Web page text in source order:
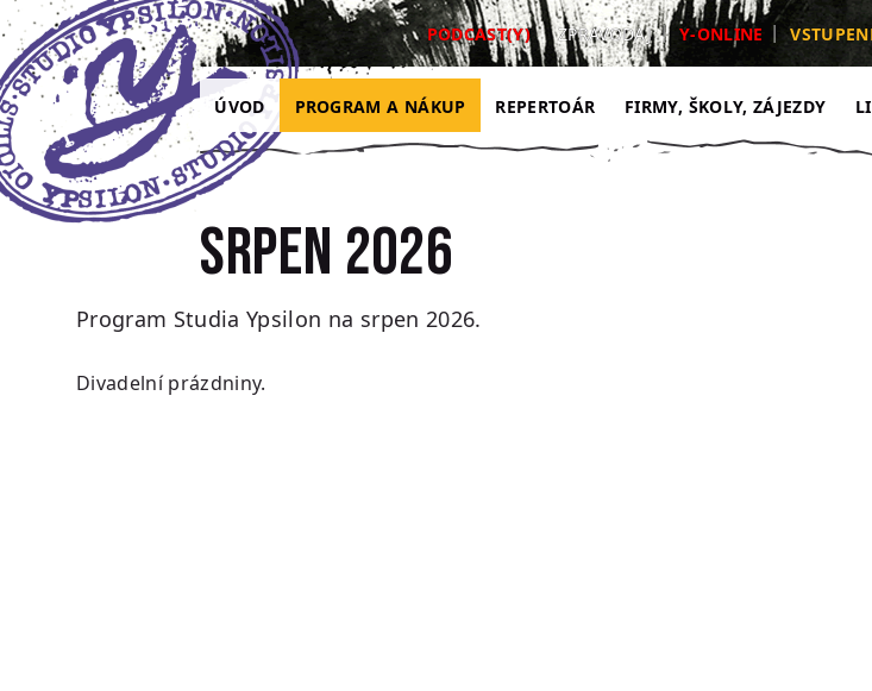
Přejít na hlavní obsah
Přejít na navigaci
Přejít na hledání
ÚVOD PROGRAM A NÁKUP REPERTOÁR FIRMY, ŠKOLY, ZÁJEZDY
PODCAST(Y) ZPRAVODAJ Y-ONLINE
Srpen 2026
Program Studia Ypsilon na srpen 2026.
Divadelní prázdniny.